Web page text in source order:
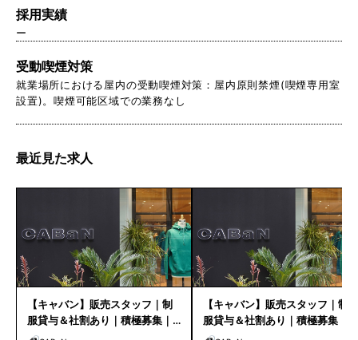
採用実績
ー
受動喫煙対策
就業場所における屋内の受動喫煙対策：屋内原則禁煙(喫煙専用室
設置)。喫煙可能区域での業務なし
最近見た求人
【キャバン】販売スタッフ｜制
服貸与＆社割あり｜積極募集｜
福岡店
【キャバン】販売スタッフ｜制
服貸与＆社割あり｜積極募集｜
NEWoMan横浜